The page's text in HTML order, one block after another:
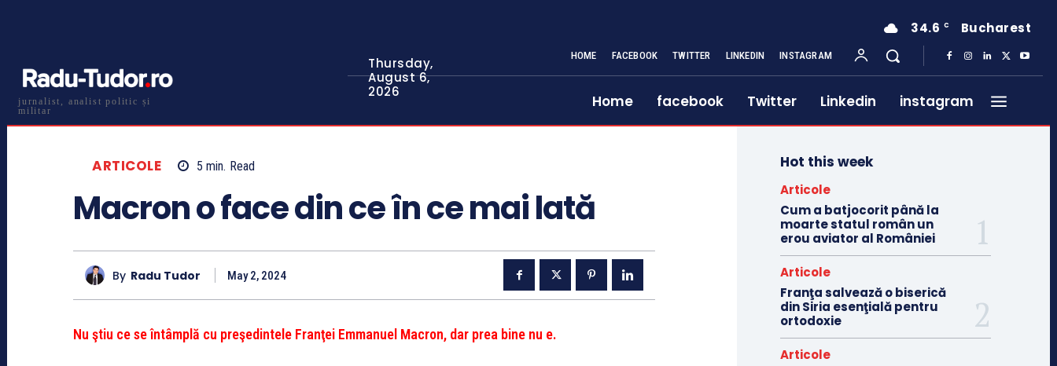
jurnalist, analist politic și
militar
Thursday,
August 6,
2026
34.6 C Bucharest
HOME FACEBOOK TWITTER LINKEDIN INSTAGRAM
Home facebook Twitter Linkedin instagram
ARTICOLE 5 min. Read
Macron o face din ce în ce mai lată
By Radu Tudor May 2, 2024
Nu ştiu ce se întâmplă cu preşedintele Franţei Emmanuel Macron, dar prea bine nu e.
Hot this week
Articole
Cum a batjocorit până la
moarte statul român un
erou aviator al României
Articole
Franţa salvează o biserică
din Siria esenţială pentru
ortodoxie
Articole